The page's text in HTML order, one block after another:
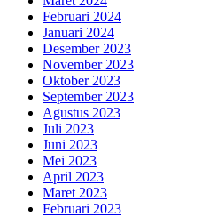
Februari 2024
Januari 2024
Desember 2023
November 2023
Oktober 2023
September 2023
Agustus 2023
Juli 2023
Juni 2023
Mei 2023
April 2023
Maret 2023
Februari 2023